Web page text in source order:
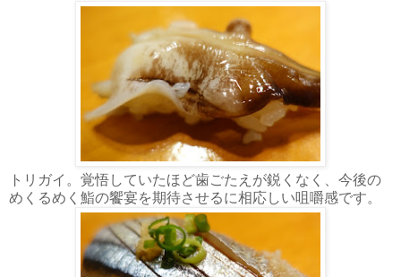
トリガイ。覚悟していたほど歯ごたえが鋭くなく、今後の
めくるめく鮨の饗宴を期待させるに相応しい咀嚼感です。